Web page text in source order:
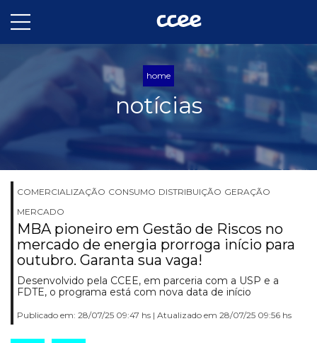
home
notícias
COMERCIALIZAÇÃO CONSUMO DISTRIBUIÇÃO GERAÇÃO
MERCADO
MBA pioneiro em Gestão de Riscos no
mercado de energia prorroga início para
outubro. Garanta sua vaga!
Desenvolvido pela CCEE, em parceria com a USP e a
FDTE, o programa está com nova data de início
Publicado em: 28/07/25 09:47 hs | Atualizado em 28/07/25 09:56 hs